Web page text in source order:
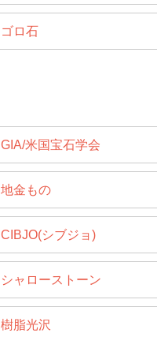
ゴロ石
GIA/米国宝石学会
地金もの
CIBJO(シブジョ)
シャローストーン
樹脂光沢